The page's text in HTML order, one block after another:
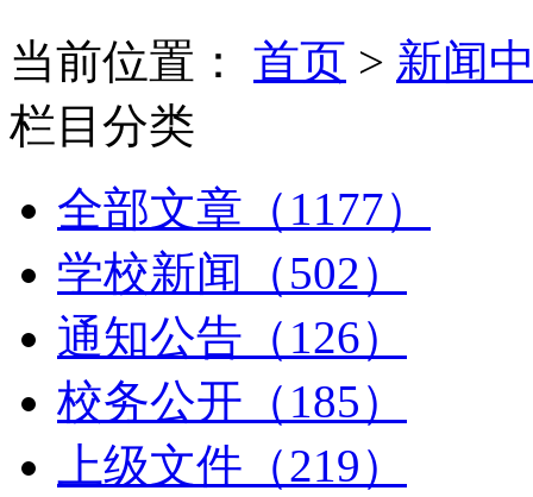
当前位置： 首页 > 新闻
栏目分类
全部文章（1177）
学校新闻（502）
通知公告（126）
校务公开（185）
上级文件（219）